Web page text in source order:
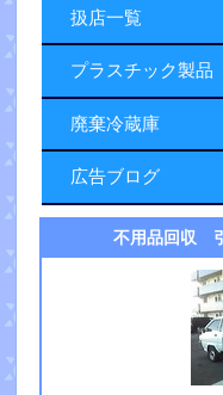
扱店一覧
プラスチック製品
廃棄冷蔵庫
広告ブログ
不用品回収